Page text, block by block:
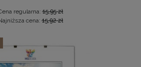
regularna:15,95 zł
cena:15,92 zł